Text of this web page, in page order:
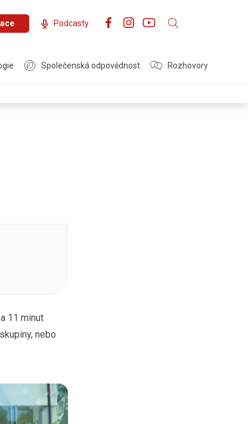
Podcasty
Společenská odpovědnost Rozhovory
11 minut
nebo